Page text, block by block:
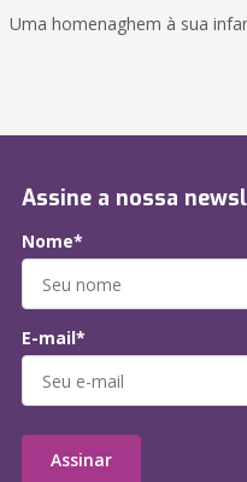
Uma homenaghem à sua
Assine a nossa
Nome*
E-mail*
Assinar